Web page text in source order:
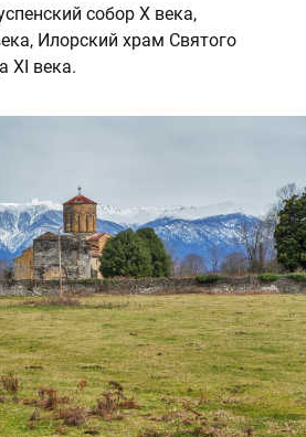
собор Х века,
Илорский храм Святого
XI века.